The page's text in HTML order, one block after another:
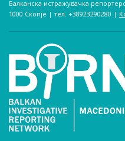
Балканска истражувачка
1000 Скопје | тел. +38923290280­ |